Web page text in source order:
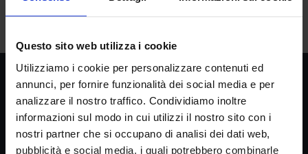
Questo sito web utilizza i cookie
Utilizziamo i cookie per personalizzare contenuti ed
annunci, per fornire funzionalità dei social media e per
analizzare il nostro traffico. Condividiamo inoltre
informazioni sul modo in cui utilizzi il nostro sito con i
nostri partner che si occupano di analisi dei dati web,
pubblicità e social media, i quali potrebbero combinarle
N
O P Q R S T U V W X Y Z
Società
La nostra missione